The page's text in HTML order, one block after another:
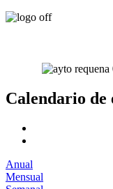
Calendario de
Anual
Mensual